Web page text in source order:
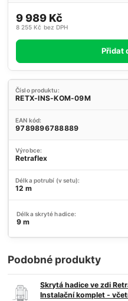
9 989 Kč
8 255 Kč bez DPH
Přidat
Číslo produktu:
RETX-INS-KOM-09M
EAN kód:
9789896788889
Výrobce:
Retraflex
Délka potrubí (v setu):
12 m
Délka skryté hadice:
9 m
Podobné produkty
Skrytá hadice ve zdi
Instalační komplet -